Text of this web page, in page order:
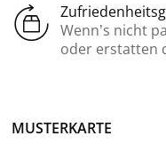
Wenn’s nicht
oder erstatten
MUSTERKARTE